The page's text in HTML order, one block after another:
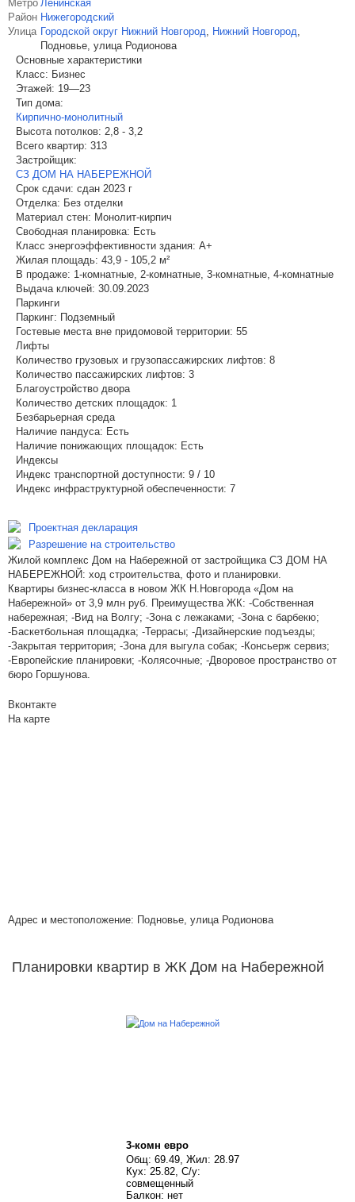
Метро Ленинская
Район Нижегородский
Улица Городской округ Нижний Новгород, Нижний Новгород,
Подновье, улица Родионова
Основные характеристики
Класс: Бизнес
Этажей: 19—23
Тип дома:
Кирпично-монолитный
Высота потолков: 2,8 - 3,2
Всего квартир: 313
Застройщик:
СЗ ДОМ НА НАБЕРЕЖНОЙ
Срок сдачи: сдан 2023 г
Отделка: Без отделки
Материал стен: Монолит-кирпич
Свободная планировка: Есть
Класс энергоэффективности здания: A+
Жилая площадь: 43,9 - 105,2 м²
В продаже: 1-комнатные, 2-комнатные, 3-комнатные, 4-комнатные
Выдача ключей: 30.09.2023
Паркинги
Паркинг: Подземный
Гостевые места вне придомовой территории: 55
Лифты
Количество грузовых и грузопассажирских лифтов: 8
Количество пассажирских лифтов: 3
Благоустройство двора
Количество детских площадок: 1
Безбарьерная среда
Наличие пандуса: Есть
Наличие понижающих площадок: Есть
Индексы
Индекс транспортной доступности: 9 / 10
Индекс инфраструктурной обеспеченности: 7
Проектная декларация
Разрешение на строительство
Жилой комплекс Дом на Набережной от застройщика СЗ ДОМ НА
НАБЕРЕЖНОЙ: ход строительства, фото и планировки.
Квартиры бизнес-класса в новом ЖК Н.Новгорода «Дом на
Набережной» от 3,9 млн руб. Преимущества ЖК: -Собственная
набережная; -Вид на Волгу; -Зона с лежаками; -Зона с барбекю;
-Баскетбольная площадка; -Террасы; -Дизайнерские подъезды;
-Закрытая территория; -Зона для выгула собак; -Консьерж сервиз;
-Европейские планировки; -Колясочные; -Дворовое пространство от
бюро Горшунова.
Вконтакте
На карте
Адрес и местоположение: Подновье, улица Родионова
Планировки квартир в ЖК Дом на Набережной
3-комн евро
Общ: 69.49, Жил: 28.97
Кух: 25.82, С/у:
совмещенный
Балкон: нет